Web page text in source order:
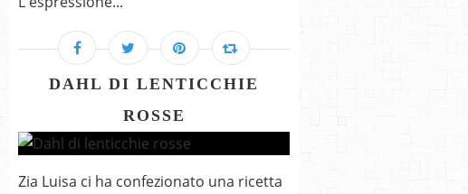
DAHL DI LENTICCHIE
ROSSE
Zia Luisa ci ha confezionato una ricetta